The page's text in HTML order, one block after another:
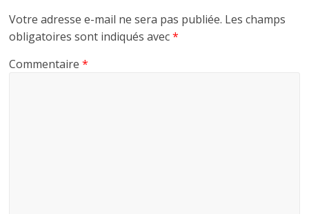
Votre adresse e-mail ne sera pas publiée. Les champs
obligatoires sont indiqués avec*
Commentaire*